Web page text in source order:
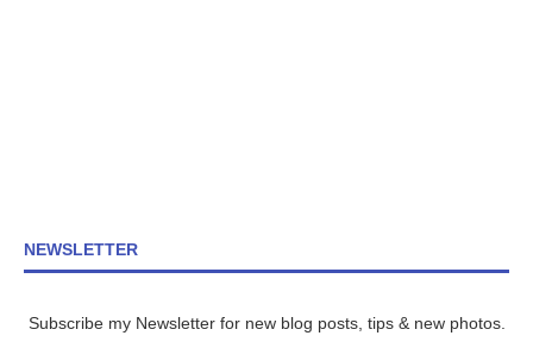
NEWSLETTER
Subscribe my Newsletter for new blog posts, tips & new photos.